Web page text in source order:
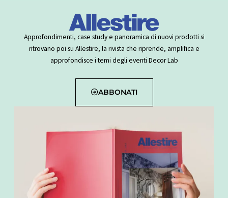
Approfondimenti, case study e panoramica di nuovi prodotti si
ritrovano poi su Allestire, la rivista che riprende, amplifica e
approfondisce i temi degli eventi Decor Lab
ABBONATI